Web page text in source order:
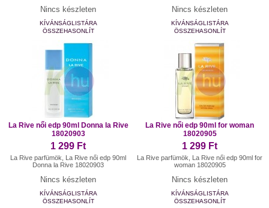
Nincs készleten
KÍVÁNSÁGLISTÁRA
ÖSSZEHASONLÍT
Nincs készleten
KÍVÁNSÁGLISTÁRA
ÖSSZEHASONLÍT
La Rive női edp 90ml Donna la Rive
18020903
1 299 Ft
La Rive parfümök, La Rive női edp 90ml
Donna la Rive 18020903
Nincs készleten
KÍVÁNSÁGLISTÁRA
ÖSSZEHASONLÍT
La Rive női edp 90ml for woman
18020905
1 299 Ft
La Rive parfümök, La Rive női edp 90ml for
woman 18020905
Nincs készleten
KÍVÁNSÁGLISTÁRA
ÖSSZEHASONLÍT